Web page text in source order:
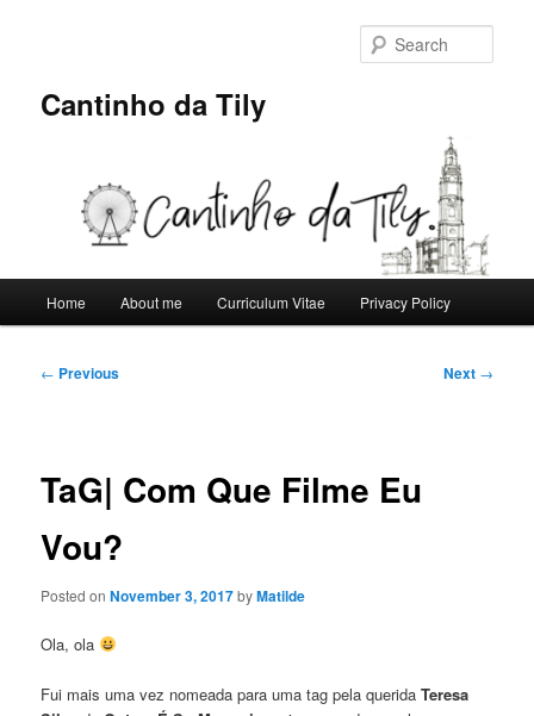
Cantinho da Tily
Home About me Curriculum Vitae Privacy Policy
Post
← Previous Next →
TaG| Com Que Filme Eu
Vou?
Posted onNovember 3, 2017byMatilde
Ola, ola
Fui mais uma vez nomeada para uma tag pela querida Teresa